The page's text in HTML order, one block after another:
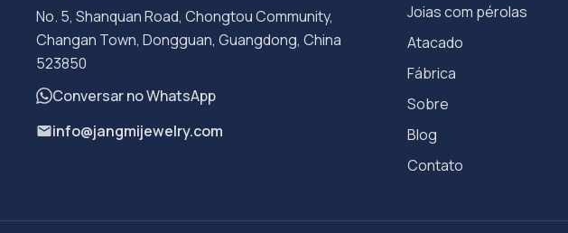
No. 5, Shanquan Road, Chongtou Community,
Changan Town, Dongguan, Guangdong, China
523850
Conversar no WhatsApp
info@jangmijewelry.com
Joias com pérolas
Atacado
Fábrica
Sobre
Blog
Contato